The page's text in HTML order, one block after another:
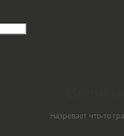
Назревает что-то